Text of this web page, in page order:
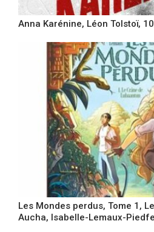
Anna Karénine, Léon Tolstoï,
Les Mondes perdus, Tome 1,
Aucha, Isabelle-Lemaux-